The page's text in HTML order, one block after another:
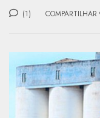
(1) COMPARTILHAR